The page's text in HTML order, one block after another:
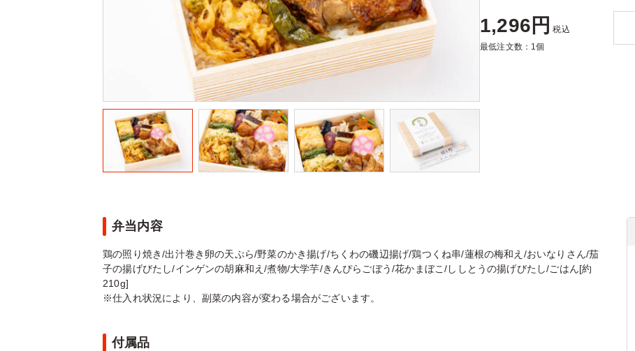
1,296円 税込
最低注文数：1個
弁当内容
鶏の照り焼き/出汁巻き卵の天ぷら/野菜のかき揚げ/ちくわの磯辺揚げ/鶏つくね串/蓮根の梅和え/おいなりさん/茄
子の揚げびたし/インゲンの胡麻和え/煮物/大学芋/きんぴらごぼう/花かまぼこ/ししとうの揚げびたし/ごはん[約
210g]
※仕入れ状況により、副菜の内容が変わる場合がございます。
付属品